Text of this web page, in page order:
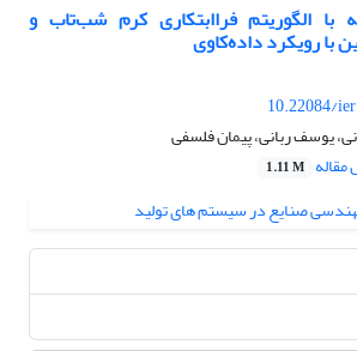
با الگوریتم فراابتکاری کرم شب‌تاب و
با رویکرد داده‌کاوی
10.22084/
یوسف ربانی، پیمان فلسفی
1.11 M